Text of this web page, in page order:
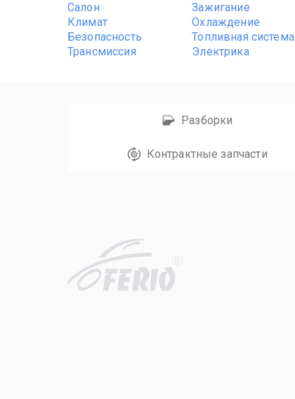
Салон
Зажигание
Климат
Охлаждение
Безопасность
Топливная система
Трансмиссия
Электрика
Разборки
Контрактные запчасти
R